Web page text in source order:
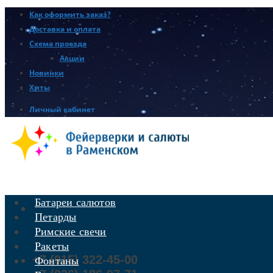
Как оформить заказ?
Доставка и оплата
Схема проезда
Акции
Новинки
Хиты
Личный кабинет
+7 (915) 322-45-00
Батареи салютов
Петарды
Римские свечи
Ракеты
Фонтаны